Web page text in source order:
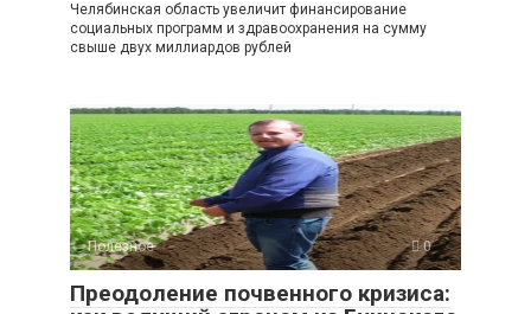
Челябинская область увеличит финансирование
социальных программ и здравоохранения на сумму
свыше двух миллиардов рублей
Полезное 0
Преодоление почвенного кризиса: